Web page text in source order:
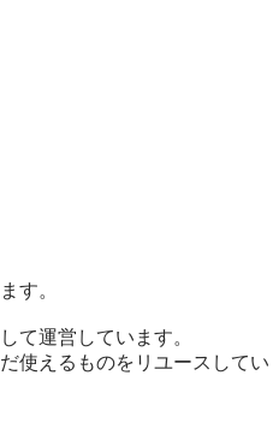
す。
て運営しています。
使えるものをリユースしてい